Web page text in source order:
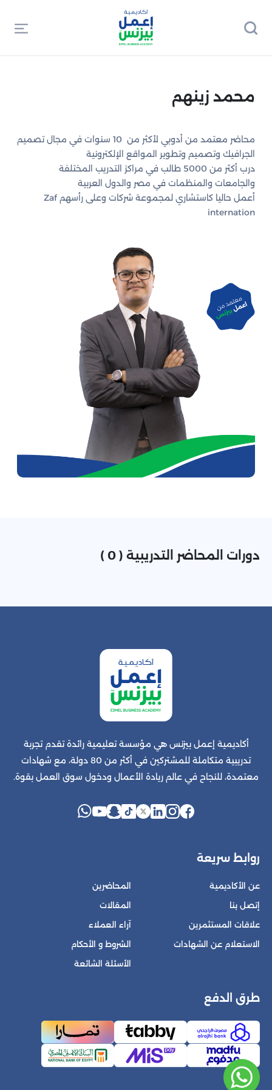
محمد زينهم
محاضر معتمد من أدوبي لأكثر من 10 سنوات في مجال تصميم
الجرافيك وتصميم وتطوير المواقع الإلكترونية
درب أكثر من 5000 طالب في مراكز التدريب المختلفة
والجامعات والمنظمات في مصر والدول العربية
أعمل حاليا كاستشاري لمجموعة شركات وعلى رأسهم Zaf
internation
دورات المحاضر التدريبية ( 0 )
أكاديمية إعمل بيزنس هي مؤسسة تعليمية رائدة تقدم تجربة
تدريبية متكاملة للمشتركين في أكثر من 80 دولة، مع شهادات
معتمدة، للنجاح في عالم ريادة الأعمال ودخول سوق العمل بقوة.
روابط سريعة
عن الأكاديمية
إتصل بنا
علاقات المستثمرين
الاستعلام عن الشهادات
المحاضرين
المقالات
آراء العملاء
الشروط و الأحكام
الأسئلة الشائعة
طرق الدفع